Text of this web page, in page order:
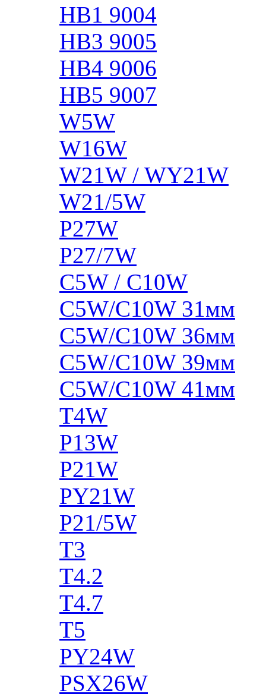
HB1 9004
HB3 9005
HB4 9006
HB5 9007
W5W
W16W
W21W / WY21W
W21/5W
P27W
P27/7W
C5W / C10W
C5W/C10W 31мм
C5W/C10W 36мм
C5W/C10W 39мм
C5W/C10W 41мм
T4W
P13W
P21W
PY21W
P21/5W
T3
T4.2
T4.7
T5
PY24W
PSX26W